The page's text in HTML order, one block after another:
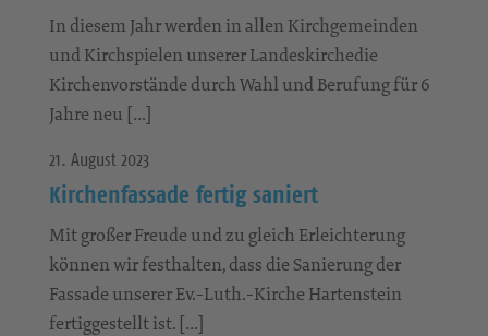
In diesem Jahr werden in allen Kirchgemeinden
und Kirchspielen unserer Landeskirchedie
Kirchenvorstände durch Wahl und Berufung für 6
Jahre neu […]
21. August 2023
Kirchenfassade fertig saniert
Mit großer Freude und zu gleich Erleichterung
können wir festhalten, dass die Sanierung der
Fassade unserer Ev.-Luth.-Kirche Hartenstein
fertiggestellt ist. […]